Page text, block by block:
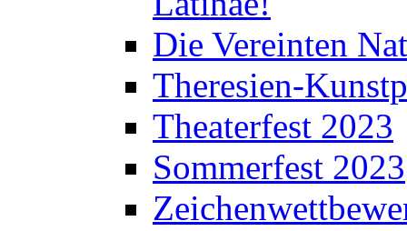
Die Vereinten
Theresien-
Theaterfest 2023
Sommerfest 2023